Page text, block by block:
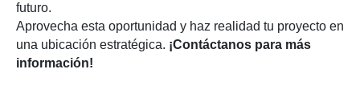
futuro.
Aprovecha esta oportunidad y haz realidad tu proyecto en
una ubicación estratégica. ¡Contáctanos para más
información!